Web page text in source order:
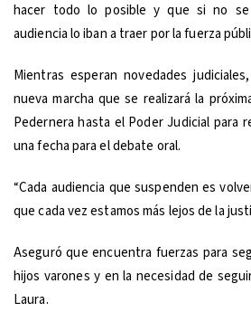
hacer todo lo posible y que si no se
audiencia lo iban a traer por la fuerza
Mientras esperan novedades
nueva marcha que se realizará la
Pedernera hasta el Poder Judicial para
una fecha para el debate oral.
“Cada audiencia que suspenden es
que cada vez estamos más lejos de la
Aseguró que encuentra fuerzas para
hijos varones y en la necesidad de
Laura.